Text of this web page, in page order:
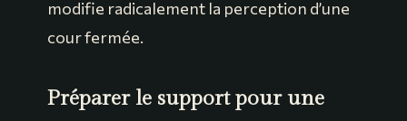
modifie radicalement la perception d’une
cour fermée.
Préparer le support pour une